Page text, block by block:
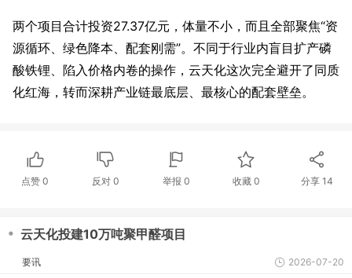
两个项目合计投资27.37亿元，体量不小，而且全部聚焦“资
源循环、绿色降本、配套刚需”。不同于行业内盲目扩产磷
酸铁锂、陷入价格内卷的操作，云天化这次完全避开了同质
化红海，转而深耕产业链最底层、最核心的配套壁垒。
点赞0 反对 0 举报 0 收藏 0 分享 14
・ 云天化投建10万吨聚甲醛项目
要讯 2026-07-20